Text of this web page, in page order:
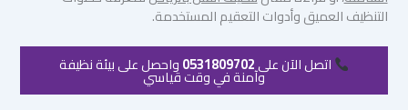
التنظيف العميق وأدوات التعقيم المستخدمة.
اتصل الآن على0531809702واحصل على بيئة نظيفة
وآمنة في وقت قياسي